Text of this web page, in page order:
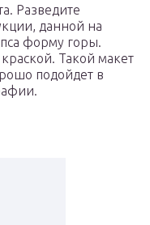
Разведите
данной на
форму горы.
Такой макет
подойдет в